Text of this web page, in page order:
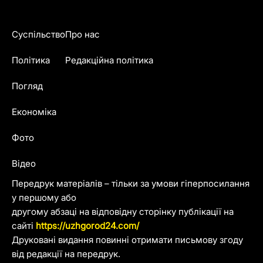
Передрук матеріалів – тільки за умови гіперпосилання
у першому або
другому абзаці на відповідну сторінку публікації на
сайті https://uzhgorod24.com/
Друковані видання повинні отримати письмову згоду
від редакції на передрук.
Суспільство
Політика
Погляд
Економіка
Фото
Відео
Про нас
Редакційна політика